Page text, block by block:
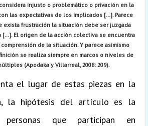
injusto o problemático o privación en la
las expectativas de los implicados […]. Parece
exista frustración la situación debe ser juzgada
[…]. El origen de la acción colectiva se encuentra
de la situación. Y parece asimismo
se realiza siempre en marcos o niveles de
(Apodaka y Villarreal, 2008: 209).
el lugar de estas piezas en la
la hipótesis del artículo es la
que participan en